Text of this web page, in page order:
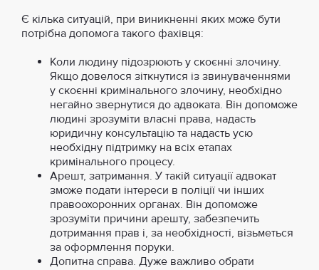
Є кілька ситуацій, при виникненні яких може бути
потрібна допомога такого фахівця:
Коли людину підозрюють у скоєнні злочину.
Якщо довелося зіткнутися із звинуваченнями
у скоєнні кримінального злочину, необхідно
негайно звернутися до адвоката. Він допоможе
людині зрозуміти власні права, надасть
юридичну консультацію та надасть усю
необхідну підтримку на всіх етапах
кримінального процесу.
Арешт, затримання. У такій ситуації адвокат
зможе подати інтереси в поліції чи інших
правоохоронних органах. Він допоможе
зрозуміти причини арешту, забезпечить
дотримання прав і, за необхідності, візьметься
за оформлення поруки.
Допитна справа. Дуже важливо обрати